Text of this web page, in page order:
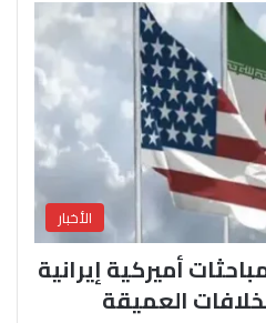
الأخبار
أميركية إيرانية
العميقة